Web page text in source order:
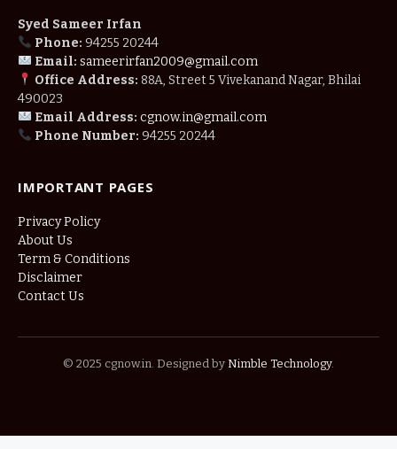
Syed Sameer Irfan
Phone: 94255 20244
Email: sameerirfan2009@gmail.com
Office Address: 88A, Street 5 Vivekanand Nagar, Bhilai
490023
Email Address: cgnow.in@gmail.com
Phone Number: 94255 20244
IMPORTANT PAGES
Privacy Policy
About Us
Term & Conditions
Disclaimer
Contact Us
© 2025 cgnow.in. Designed by Nimble Technology.